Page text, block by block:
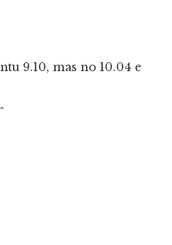
9.10, mas no 10.04 e